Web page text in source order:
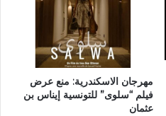
مهرجان الاسكندرية: منع عرض
فيلم “سلوى” للتونسية إيناس بن
عثمان